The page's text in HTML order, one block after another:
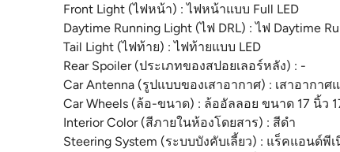
Front Light (ไฟหน้า) : ไฟหน้าแบบ Full LED
Daytime Running Light (ไฟ DRL) : ไฟ Daytime
Tail Light (ไฟท้าย) : ไฟท้ายแบบ LED
Rear Spoiler (ประเภทของสปอยเลอร์หลัง) : -
Car Antenna (รูปแบบของเสาอากาศ) : เสาอากาศ
Car Wheels (ล้อ-ขนาด) : ล้ออัลลอย ขนาด 17 นิ้ว
Interior Color (สีภายในห้องโดยสาร) : สีดำ
Steering System (ระบบบังคับเลี้ยว) : แร็คแอนด์พี